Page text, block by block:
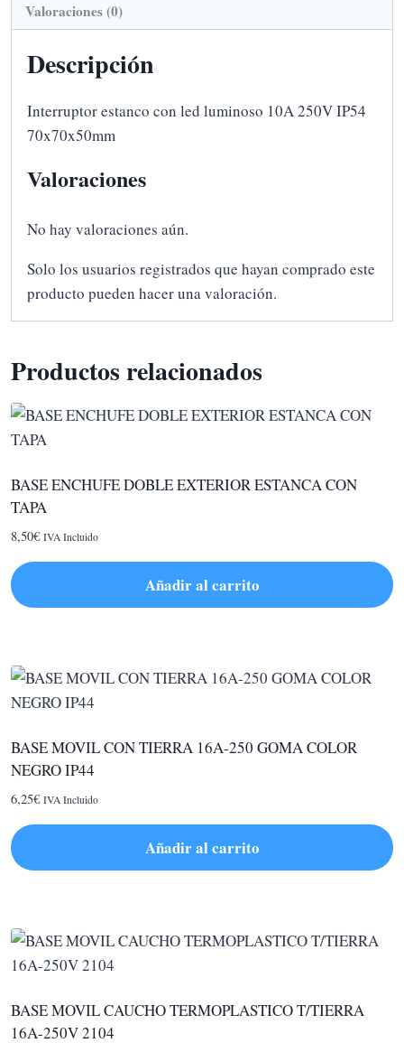
Valoraciones (0)
Descripción
Interruptor estanco con led luminoso 10A 250V IP54
70x70x50mm
Valoraciones
No hay valoraciones aún.
Solo los usuarios registrados que hayan comprado este
producto pueden hacer una valoración.
Productos relacionados
BASE ENCHUFE DOBLE EXTERIOR ESTANCA CON
TAPA
8,50€ IVA Incluido
Añadir al carrito
BASE MOVIL CON TIERRA 16A-250 GOMA COLOR
NEGRO IP44
6,25€ IVA Incluido
Añadir al carrito
BASE MOVIL CAUCHO TERMOPLASTICO T/TIERRA
16A-250V 2104